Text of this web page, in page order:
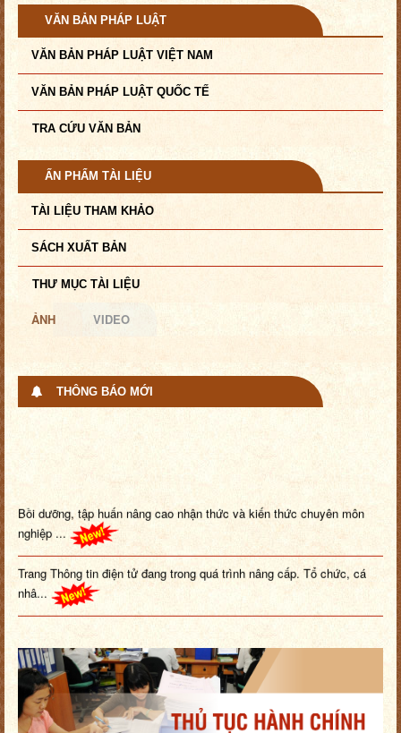
VĂN BẢN PHÁP LUẬT
VĂN BẢN PHÁP LUẬT VIỆT NAM
VĂN BẢN PHÁP LUẬT QUỐC TẾ
TRA CỨU VĂN BẢN
ẤN PHẨM TÀI LIỆU
TÀI LIỆU THAM KHẢO
SÁCH XUẤT BẢN
THƯ MỤC TÀI LIỆU
ẢNH VIDEO
THÔNG BÁO MỚI
nghiệp ...
Trang Thông tin điện tử đang trong quá trình nâng cấp. Tổ chức, cá
nhâ...